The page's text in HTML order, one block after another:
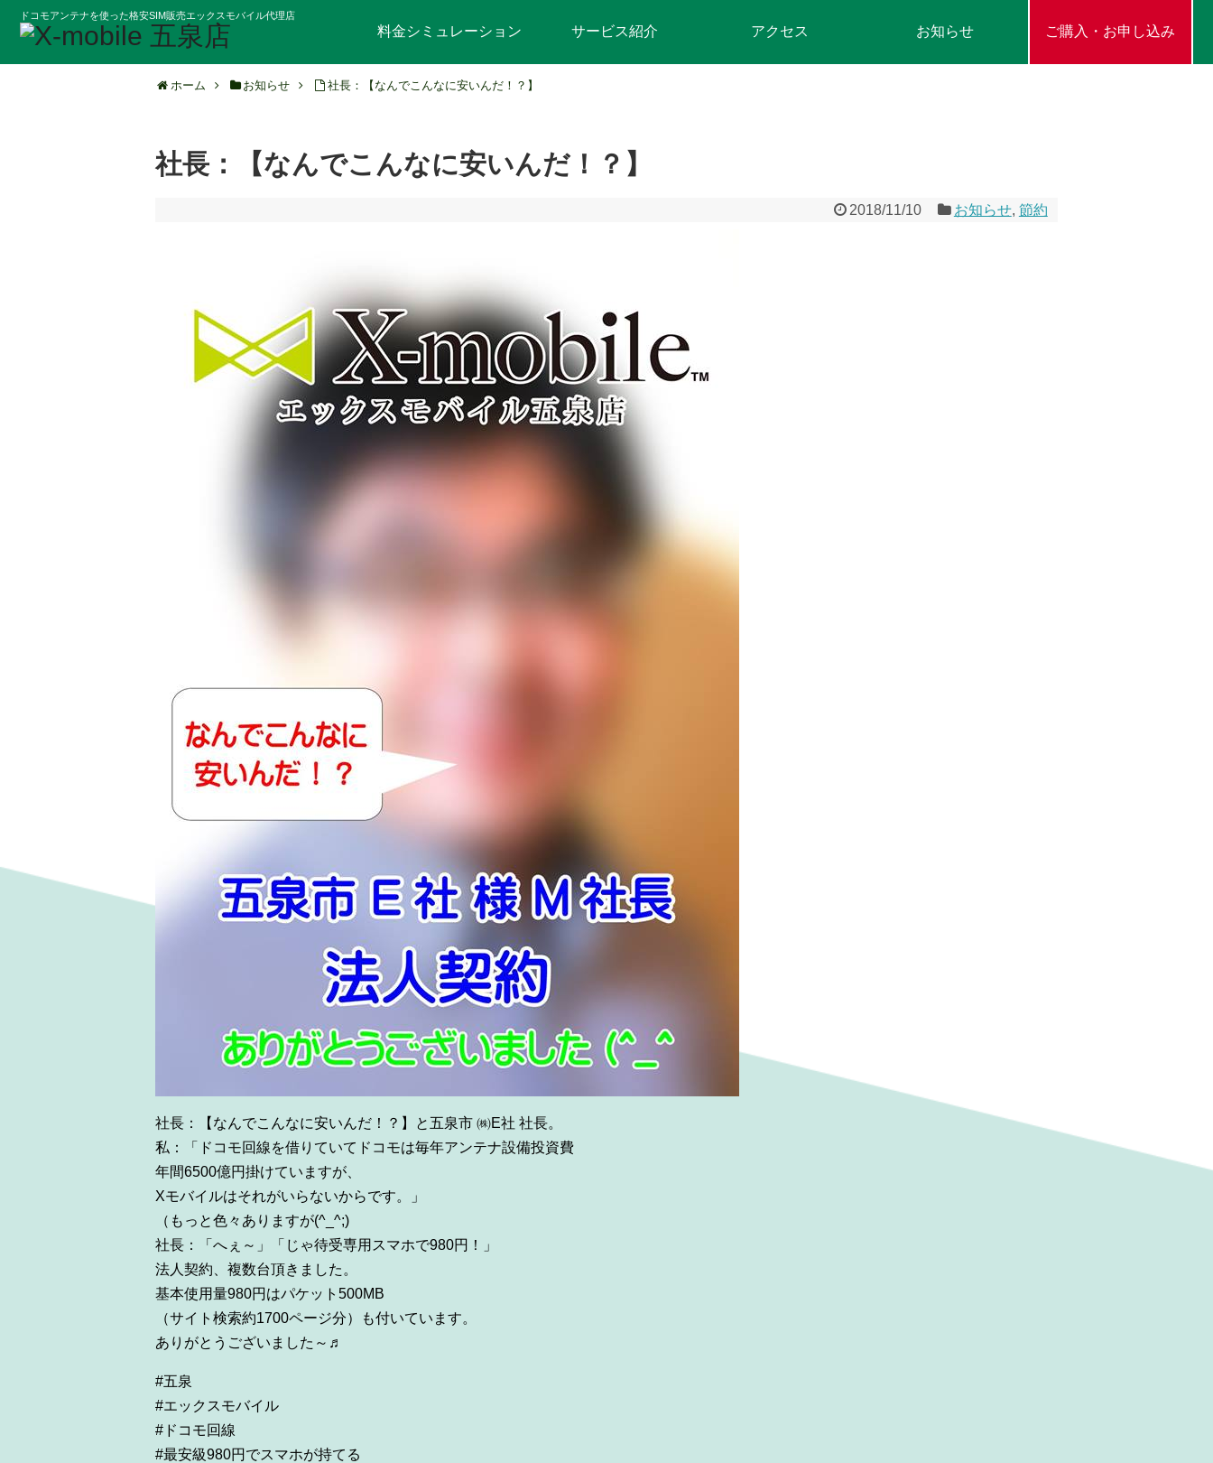
ドコモアンテナを使った格安SIM販売エックスモバイル代理店
料金シミュレーション サービス紹介 アクセス お知らせ ご購入・お申し込み
ホーム お知らせ 社長：【なんでこんなに安いんだ！？】
社長：【なんでこんなに安いんだ！？】
2018/11/10 お知らせ, 節約
社長：【なんでこんなに安いんだ！？】と五泉市 ㈱E社 社長。
私：「ドコモ回線を借りていてドコモは毎年アンテナ設備投資費
年間6500億円掛けていますが、
Xモバイルはそれがいらないからです。」
（もっと色々ありますが(^_^;)
社長：「へぇ～」「じゃ待受専用スマホで980円！」
法人契約、複数台頂きました。
基本使用量980円はパケット500MB
（サイト検索約1700ページ分）も付いています。
ありがとうございました～♬
#五泉
#エックスモバイル
#ドコモ回線
#最安級980円でスマホが持てる